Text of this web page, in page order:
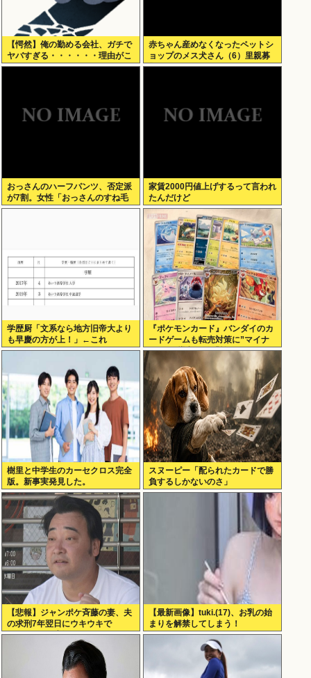
【愕然】俺の勤める会社、ガチで
ヤバすぎる・・・・・・理由がこ
ちら・・・・・・
赤ちゃん産めなくなったペットシ
ョップのメス犬さん（6）里親募
集されてしまうwww
おっさんのハーフパンツ、否定派
が7割。女性「おっさんのすね毛
なんて見たくないじゃないですか
家賃2000円値上げするって言われ
たんだけど
学歴厨「文系なら地方旧帝大より
も早慶の方が上！」←これ
『ポケモンカード』バンダイのカ
ードゲームも転売対策に”マイナ
ンバー”導入開始「効果テキメ
ン」
樹里と中学生のカーセクロス完全
版。新事実発見した。
スヌーピー「配られたカードで勝
負するしかないのさ」
【悲報】ジャンポケ斉藤の妻、夫
の求刑7年翌日にウキウキで
Instagram更新
【最新画像】tuki.(17)、お乳の始
まりを解禁してしまう！